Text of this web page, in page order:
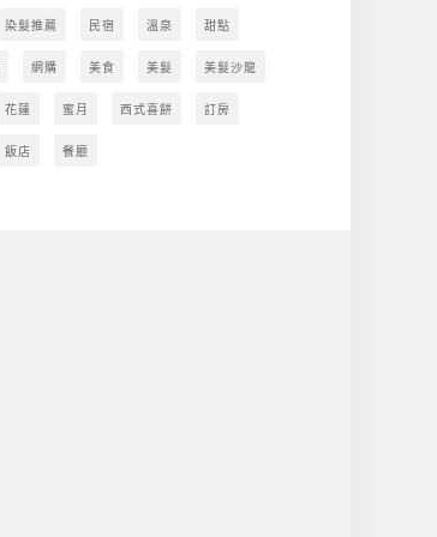
染髮推薦 民宿 溫泉 甜點
網購 美食 美髮 美髮沙龍
花蓮 蜜月 西式喜餅 訂房
飯店 餐廳